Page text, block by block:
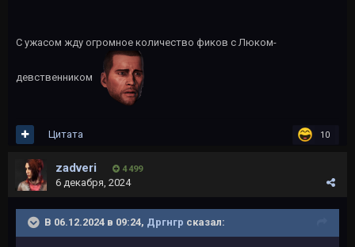
С ужасом жду огромное количество фиков с Люком-
девственником
10
Цитата
zadveri 4 499
6 декабря, 2024
В 06.12.2024 в 09:24, Дргнгр сказал: